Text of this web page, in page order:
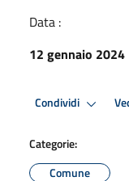
Data :
12 gennaio 2024
Condividi
Categorie:
Comune